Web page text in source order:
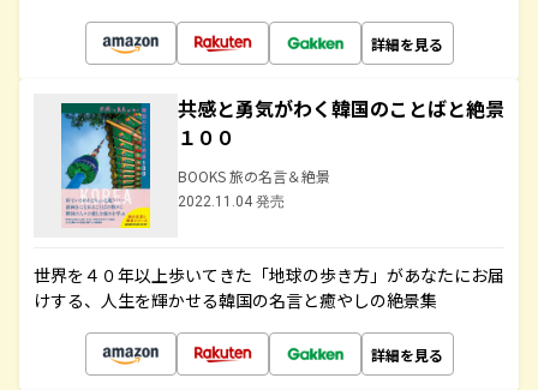
詳細を見る
共感と勇気がわく韓国のことばと絶景
１００
BOOKS 旅の名言＆絶景
2022.11.04 発売
世界を４０年以上歩いてきた「地球の歩き方」があなたにお届
けする、人生を輝かせる韓国の名言と癒やしの絶景集
詳細を見る